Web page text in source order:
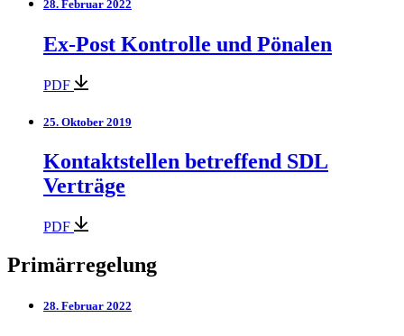
28. Februar 2022
Ex-Post Kontrolle und Pönalen
PDF
25. Oktober 2019
Kontaktstellen betreffend SDL
Verträge
PDF
Primärregelung
28. Februar 2022